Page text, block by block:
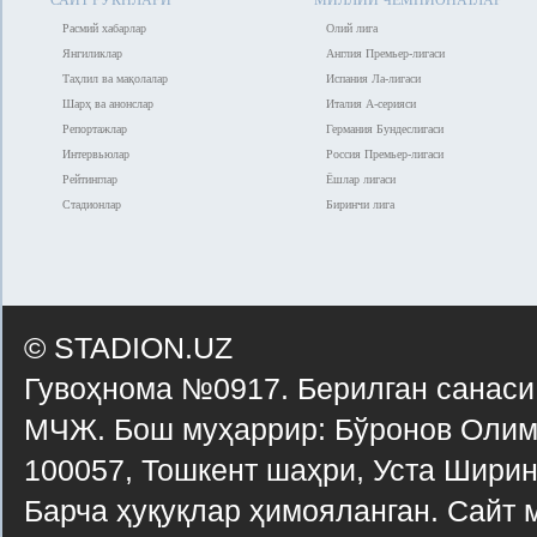
Расмий хабарлар
Янгиликлар
Таҳлил ва мақолалар
Шарҳ ва анонслар
Репортажлар
Интервьюлар
Рейтинглар
Стадионлар
Олий лига
Англия Премьер-лигаси
Испания Ла-лигаси
Италия А-серияси
Германия Бундеслигаси
Россия Премьер-лигаси
Ёшлар лигаси
Биринчи лига
© STADION.UZ
Гувоҳнома №0917. Берилган
МЧЖ. Бош муҳаррир: Бўронов
100057, Тошкент шаҳри, Уста
Барча ҳуқуқлар ҳимояланган. Сайт